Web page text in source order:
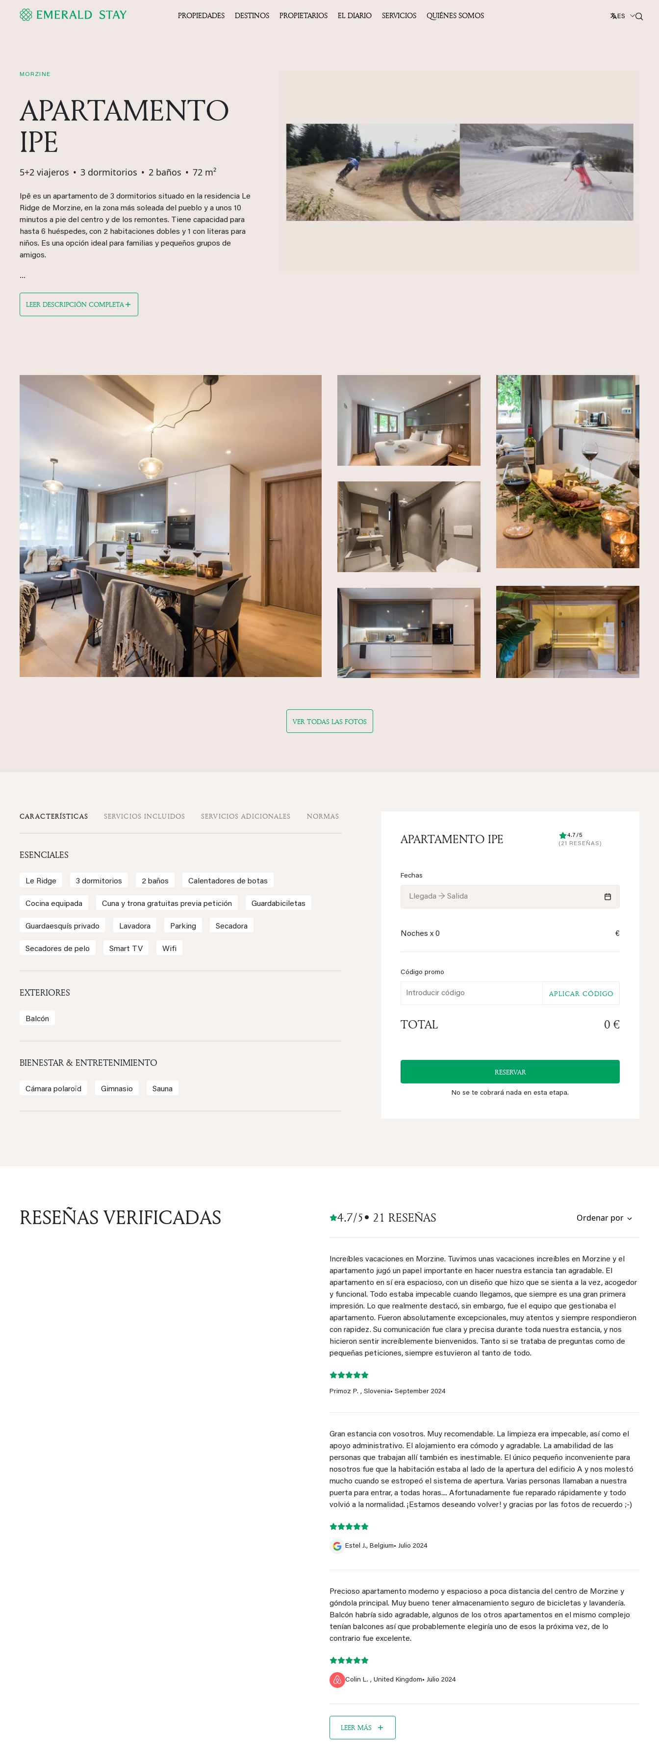
ES
PROPIEDADES DESTINOS PROPIETARIOS EL DIARIO SERVICIOS QUIÉNES SOMOS
MORZINE
APARTAMENTO
IPE
5+2 viajeros • 3 dormitorios • 2 baños • 72 m²
Ipê es un apartamento de 3 dormitorios situado en la residencia Le
Ridge de Morzine, en la zona más soleada del pueblo y a unos 10
minutos a pie del centro y de los remontes. Tiene capacidad para
hasta 6 huéspedes, con 2 habitaciones dobles y 1 con literas para
niños. Es una opción ideal para familias y pequeños grupos de
amigos.
...
LEER DESCRIPCIÓN COMPLETA
VER TODAS LAS FOTOS
CARACTERÍSTICAS SERVICIOS INCLUIDOS SERVICIOS ADICIONALES NORMAS
ESENCIALES
Le Ridge 3 dormitorios 2 baños Calentadores de botas
Cocina equipada Cuna y trona gratuitas previa petición Guardabiciletas
Guardaesquís privado Lavadora Parking Secadora
Secadores de pelo Smart TV Wifi
EXTERIORES
Balcón
BIENESTAR & ENTRETENIMIENTO
Cámara polaroïd Gimnasio Sauna
APARTAMENTO IPE
4.7/5
(21 RESEÑAS)
Fechas
Llegada → Salida
Noches x0 €
Código promo
APLICAR CÓDIGO
TOTAL 0 €
RESERVAR
No se te cobrará nada en esta etapa.
RESEÑAS VERIFICADAS 4.7/5• 21 RESEÑAS Ordenar por
Increíbles vacaciones en Morzine. Tuvimos unas vacaciones increíbles en Morzine y el
apartamento jugó un papel importante en hacer nuestra estancia tan agradable. El
apartamento en sí era espacioso, con un diseño que hizo que se sienta a la vez, acogedor
y funcional. Todo estaba impecable cuando llegamos, que siempre es una gran primera
impresión. Lo que realmente destacó, sin embargo, fue el equipo que gestionaba el
apartamento. Fueron absolutamente excepcionales, muy atentos y siempre respondieron
con rapidez. Su comunicación fue clara y precisa durante toda nuestra estancia, y nos
hicieron sentir increíblemente bienvenidos. Tanto si se trataba de preguntas como de
pequeñas peticiones, siempre estuvieron al tanto de todo.
Primoz P. , Slovenia• September 2024
Precioso apartamento moderno y espacioso a poca distancia del centro de Morzine y
góndola principal. Muy bueno tener almacenamiento seguro de bicicletas y lavandería.
Balcón habría sido agradable, algunos de los otros apartamentos en el mismo complejo
tenían balcones así que probablemente elegiría uno de esos la próxima vez, de lo
contrario fue excelente.
Colin L. , United Kingdom• Julio 2024
Gran estancia con vosotros. Muy recomendable. La limpieza era impecable, así como el
apoyo administrativo. El alojamiento era cómodo y agradable. La amabilidad de las
personas que trabajan allí también es inestimable. El único pequeño inconveniente para
nosotros fue que la habitación estaba al lado de la apertura del edificio A y nos molestó
mucho cuando se estropeó el sistema de apertura. Varias personas llamaban a nuestra
puerta para entrar, a todas horas.... Afortunadamente fue reparado rápidamente y todo
volvió a la normalidad. ¡Estamos deseando volver! y gracias por las fotos de recuerdo ;-)
Estel J., Belgium• Julio 2024
LEER MÁS